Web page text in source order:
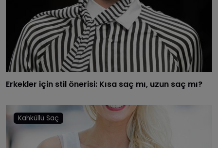
Erkekler için stil önerisi: Kısa saç mı, uzun saç mı?
Kahküllü Saç